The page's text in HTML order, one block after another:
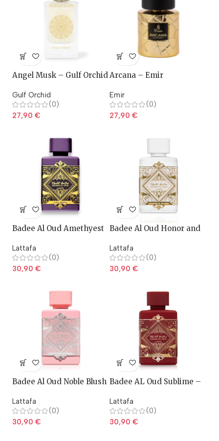
Angel Musk – Gulf Orchid
Gulf Orchid
(0)
27,90 €
Arcana – Emir
Emir
(0)
27,90 €
Badee Al Oud Amethyest
Lattafa
(0)
30,90 €
Badee Al Oud Honor and
Lattafa
(0)
30,90 €
Badee Al Oud Noble Blush
Lattafa
(0)
30,90 €
Badee AL Oud Sublime –
Lattafa
(0)
30,90 €